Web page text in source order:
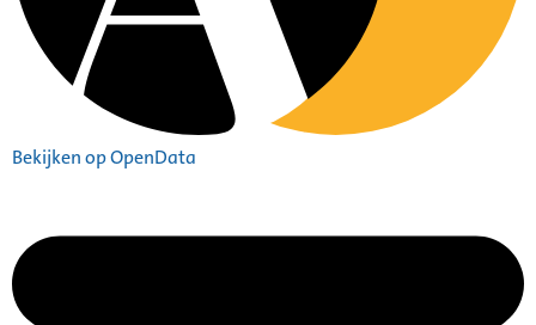
Bekijken op OpenData